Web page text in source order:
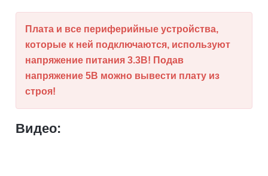
Плата и все периферийные устройства,
которые к ней подключаются, используют
напряжение питания 3.3В! Подав
напряжение 5В можно вывести плату из
строя!
Видео: